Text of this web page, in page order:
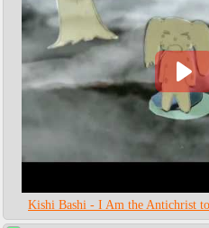
Kishi Bashi - I Am the Antichrist